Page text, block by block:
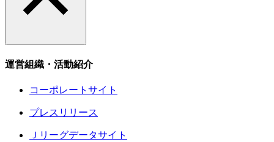
運営組織・活動紹介
コーポレートサイト
プレスリリース
Ｊリーグデータサイト